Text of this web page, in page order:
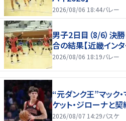
2026/08/06 18:44バレー
男子2日目（8/6）決
合の結果【近畿イン
2026/08/06 18:19バレー
“元ダンク王”マック
ケット・ジローナと契
2026/08/07 14:29バスケ